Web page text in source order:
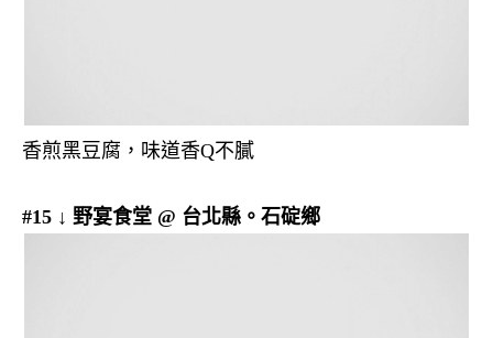
香煎黑豆腐，味道香Q不膩
#15 ↓ 野宴食堂 @ 台北縣。石碇鄉